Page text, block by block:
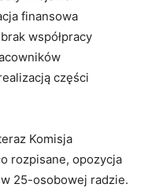
finansowa
współpracy
części
Komisja
rozpisane, opozycja
25-osobowej radzie.